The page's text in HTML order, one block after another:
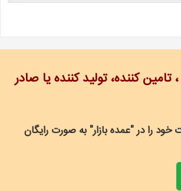
کننده، تولید کننده یا صادر
را در "عمده بازار" به صورت رایگان